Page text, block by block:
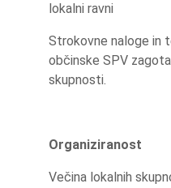
lokalni ravni
Strokovne naloge in
občinske SPV
skupnosti.
Organiziranost
Večina lokalnih